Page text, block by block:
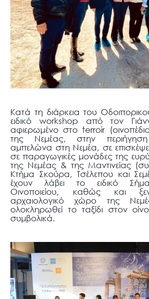
Κατά τη διάρκεια του
ειδικό workshop από τον
αφιερωμένο στο terroir
της Νεμέας, στην
αμπελώνα στη Νεμέα, σε
σε παραγωγικές μονάδες της
της Νεμέας & της Μαντινείας
Κτήμα Σκούρα, Τσέλεπου και
έχουν λάβει το ειδικό Σήμα
Οινοποιείου, καθώς και
αρχαιολογικό χώρο της
ολοκληρωθεί το ταξίδι στον
συμβολικά.